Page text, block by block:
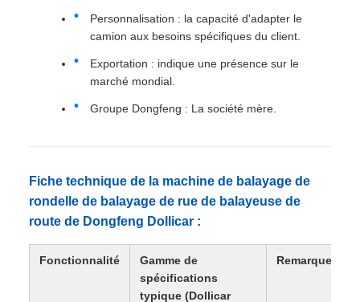
Personnalisation : la capacité d'adapter le
camion aux besoins spécifiques du client.
Exportation : indique une présence sur le
marché mondial.
Groupe Dongfeng : La société mère.
Fiche technique de la machine de balayage de
rondelle de balayage de rue de balayeuse de
route de Dongfeng Dollicar :
Fonctionnalité
Gamme de
spécifications
typique (Dollicar
Remarques